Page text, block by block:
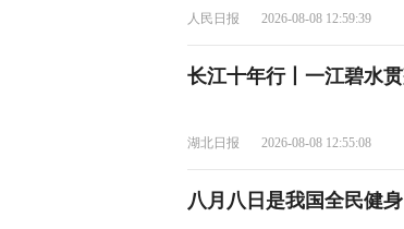
人民日报 2026-08-08 12:59:39
长江十年行丨一江碧水
湖北日报 2026-08-08 12:55:08
八月八日是我国全民健